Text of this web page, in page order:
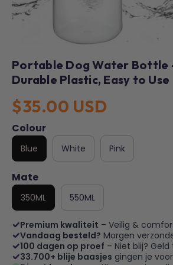
Portable Dog Water Bottle
Durable Plastic, Easy to Use
$35.00 USD
Colour
Blue White Pink
Mate
350ML 550ML
Premium kwaliteit – Veilig &
Vandaag besteld? Morgen
100 dagen op proef – Niet blij?
33.700+ blije baasjes gingen je voor